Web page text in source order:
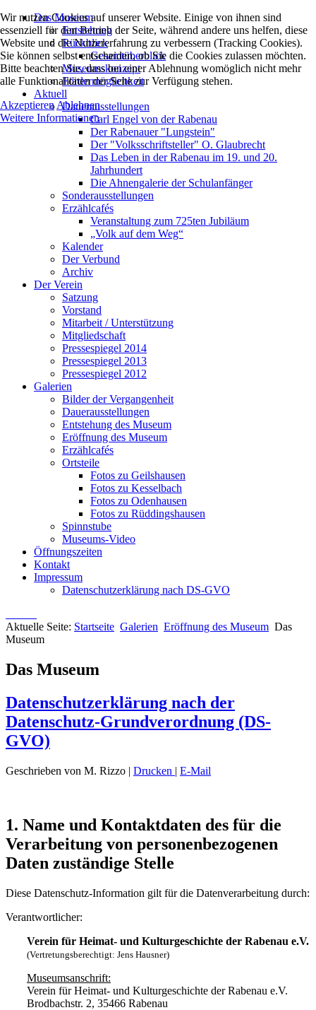
Das Museum
Entstehung
Rückblick
Gesamtüberblick
Museumskonzept
Fördermöglichkeit
Aktuell
Dauerausstellungen
Carl Engel von der Rabenau
Der Rabenauer "Lungstein"
Der "Volksschriftsteller" O. Glaubrecht
Das Leben in der Rabenau im 19. und 20.
Jahrhundert
Die Ahnengalerie der Schulanfänger
Sonderausstellungen
Erzählcafés
Veranstaltung zum 725ten Jubiläum
„Volk auf dem Weg“
Kalender
Der Verbund
Archiv
Der Verein
Satzung
Vorstand
Mitarbeit / Unterstützung
Mitgliedschaft
Pressespiegel 2014
Pressespiegel 2013
Pressespiegel 2012
Galerien
Bilder der Vergangenheit
Dauerausstellungen
Entstehung des Museum
Eröffnung des Museum
Erzählcafés
Ortsteile
Fotos zu Geilshausen
Fotos zu Kesselbach
Fotos zu Odenhausen
Fotos zu Rüddingshausen
Spinnstube
Museums-Video
Öffnungszeiten
Kontakt
Impressum
Datenschutzerklärung nach DS-GVO
Aktuelle Seite: Startseite Galerien Eröffnung des Museum Das
Museum
Das Museum
Datenschutzerklärung nach der
Datenschutz-Grundverordnung (DS-
GVO)
Geschrieben von M. Rizzo | Drucken | E-Mail
1. Name und Kontaktdaten des für die
Verarbeitung von personenbezogenen
Daten zuständige Stelle
Diese Datenschutz-Information gilt für die Datenverarbeitung durch:
Verantwortlicher:
Verein für Heimat- und Kulturgeschichte der Rabenau e.V.
(Vertretungsberechtigt: Jens Hausner)
Museumsanschrift:
Verein für Heimat- und Kulturgeschichte der Rabenau e.V.
Brodbachstr. 2, 35466 Rabenau
Wir nutzen Cookies auf unserer Website. Einige von ihnen sind
essenziell für den Betrieb der Seite, während andere uns helfen, diese
Website und die Nutzererfahrung zu verbessern (Tracking Cookies).
Sie können selbst entscheiden, ob Sie die Cookies zulassen möchten.
Bitte beachten Sie, dass bei einer Ablehnung womöglich nicht mehr
alle Funktionalitäten der Seite zur Verfügung stehen.
Akzeptieren Ablehnen
Weitere Informationen